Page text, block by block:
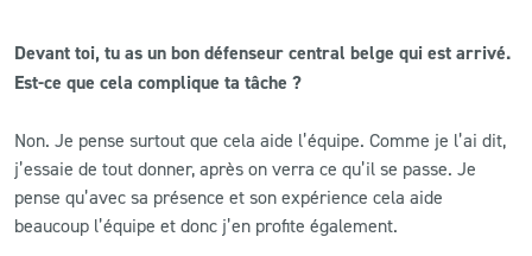
Devant toi, tu as un bon défenseur central belge qui est arrivé.
Est-ce que cela complique ta tâche ?
Non. Je pense surtout que cela aide l’équipe. Comme je l’ai dit,
j’essaie de tout donner, après on verra ce qu’il se passe. Je
pense qu’avec sa présence et son expérience cela aide
beaucoup l’équipe et donc j’en profite également.